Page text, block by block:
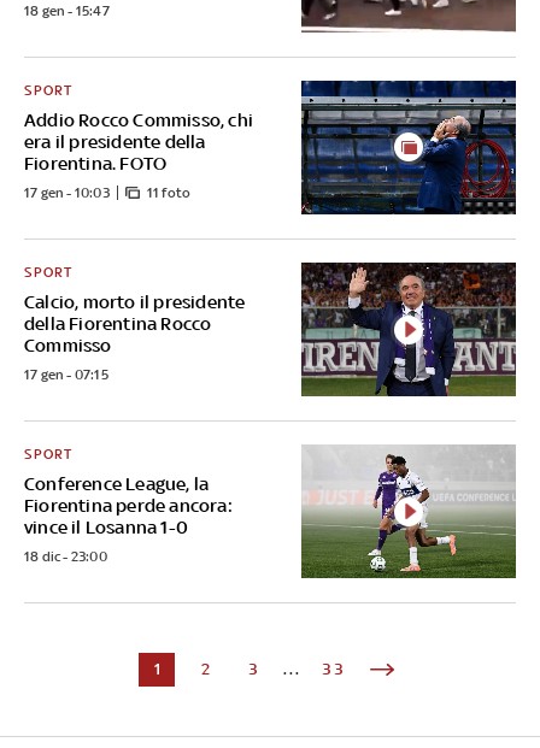
18 gen - 15:47
Addio Rocco Commisso, chi
era il presidente della
Fiorentina. FOTO
SPORT
17 gen - 10:03 11 foto
Calcio, morto il presidente
della Fiorentina Rocco
Commisso
SPORT
17 gen - 07:15
Conference League, la
Fiorentina perde ancora:
vince il Losanna 1-0
SPORT
18 dic - 23:00
1 2 3 ... 33